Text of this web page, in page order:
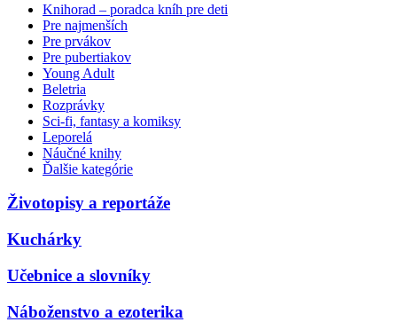
Knihorad – poradca kníh pre deti
Pre najmenších
Pre prvákov
Pre pubertiakov
Young Adult
Beletria
Rozprávky
Sci-fi, fantasy a komiksy
Leporelá
Náučné knihy
Ďalšie kategórie
Životopisy a reportáže
Kuchárky
Učebnice a slovníky
Náboženstvo a ezoterika